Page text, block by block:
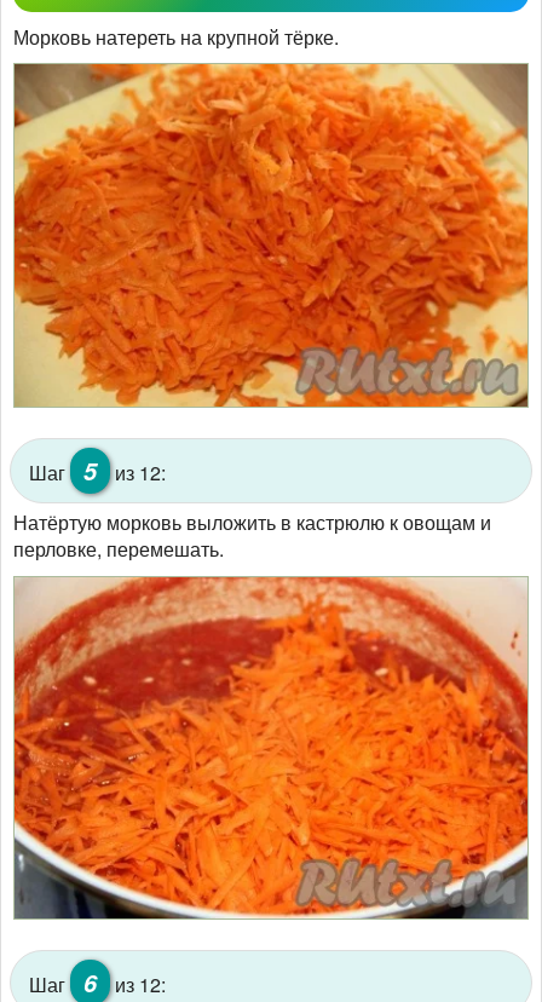
Морковь натереть на крупной тёрке.
Шаг 5
из 12:
Натёртую морковь выложить в кастрюлю к овощам и
перловке, перемешать.
Шаг 6
из 12: